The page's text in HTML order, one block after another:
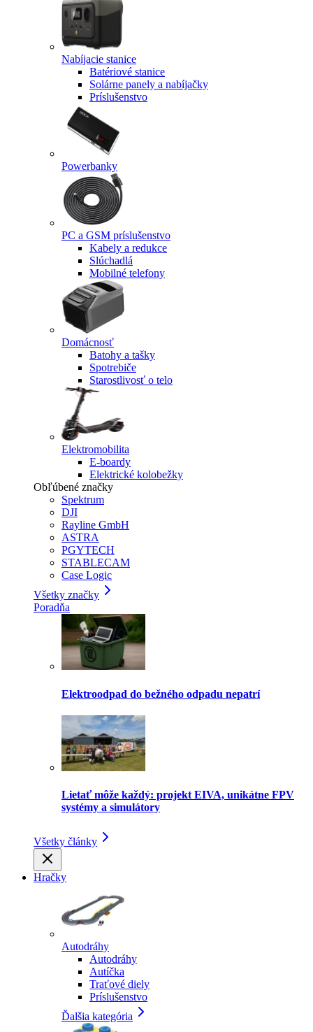
Nabíjacie stanice
Batériové stanice
Solárne panely a nabíjačky
Príslušenstvo
Powerbanky
PC a GSM príslušenstvo
Kabely a redukce
Slúchadlá
Mobilné telefony
Domácnosť
Batohy a tašky
Spotrebiče
Starostlivosť o telo
Elektromobilita
E-boardy
Elektrické kolobežky
Obľúbené značky
Spektrum
DJI
Rayline GmbH
ASTRA
PGYTECH
STABLECAM
Case Logic
Všetky značky
Poradňa
Elektroodpad do bežného odpadu nepatrí
Lietať môže každý: projekt EIVA, unikátne FPV
systémy a simulátory
Všetky články
Hračky
Autodráhy
Autodráhy
Autíčka
Traťové diely
Príslušenstvo
Ďalšia kategória